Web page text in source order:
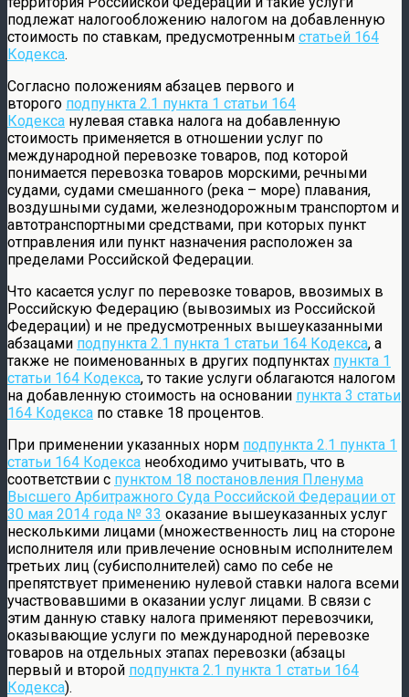
подлежат налогообложению налогом на добавленную
стоимость по ставкам, предусмотренным статьей 164
Кодекса.
Согласно положениям абзацев первого и
второго подпункта 2.1 пункта 1 статьи 164
Кодекса нулевая ставка налога на добавленную
стоимость применяется в отношении услуг по
международной перевозке товаров, под которой
понимается перевозка товаров морскими, речными
судами, судами смешанного (река – море) плавания,
воздушными судами, железнодорожным транспортом и
автотранспортными средствами, при которых пункт
отправления или пункт назначения расположен за
пределами Российской Федерации.
Что касается услуг по перевозке товаров, ввозимых в
Российскую Федерацию (вывозимых из Российской
Федерации) и не предусмотренных вышеуказанными
абзацами подпункта 2.1 пункта 1 статьи 164 Кодекса, а
также не поименованных в других подпунктах пункта 1
статьи 164 Кодекса, то такие услуги облагаются налогом
на добавленную стоимость на основании пункта 3 статьи
164 Кодекса по ставке 18 процентов.
При применении указанных норм подпункта 2.1 пункта 1
статьи 164 Кодекса необходимо учитывать, что в
соответствии с пунктом 18 постановления Пленума
Высшего Арбитражного Суда Российской Федерации от
30 мая 2014 года № 33 оказание вышеуказанных услуг
несколькими лицами (множественность лиц на стороне
исполнителя или привлечение основным исполнителем
третьих лиц (субисполнителей) само по себе не
препятствует применению нулевой ставки налога всеми
участвовавшими в оказании услуг лицами. В связи с
этим данную ставку налога применяют перевозчики,
оказывающие услуги по международной перевозке
товаров на отдельных этапах перевозки (абзацы
первый и второй подпункта 2.1 пункта 1 статьи 164
Кодекса).